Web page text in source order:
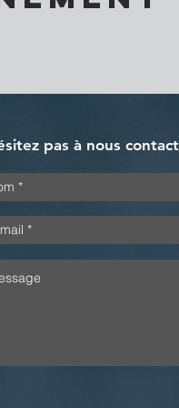
pas à nous